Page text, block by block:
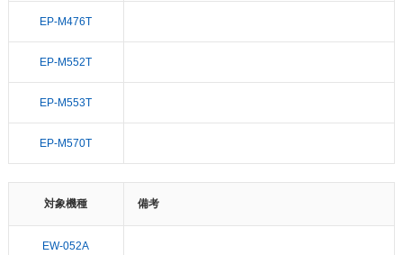
EP-M476T
EP-M552T
EP-M553T
EP-M570T
対象機種 備考
EW-052A